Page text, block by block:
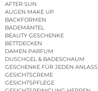
AFTER SUN
AUGEN MAKE UP
BACKFORMEN
BADEMÄNTEL
BEAUTY GESCHENKE
BETTDECKEN
DAMEN PARFUM
DUSCHGEL & BADESCHAUM
GESCHENKE FÜR JEDEN ANLASS
GESICHTSCREME
GESICHTSPFLEGE